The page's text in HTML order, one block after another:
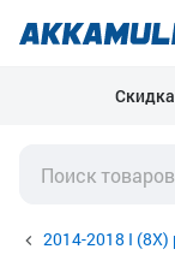
2014-2018 I (8X)